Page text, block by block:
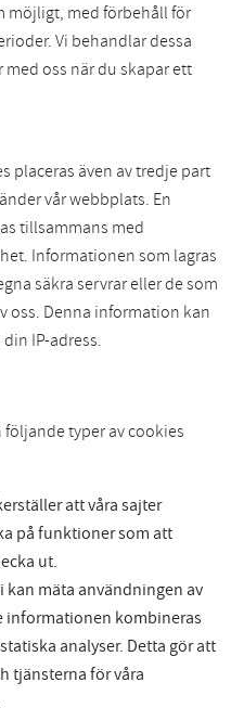
möjligt, med förbehåll för
Vi behandlar dessa
oss när du skapar ett
placeras även av tredje part
vår webbplats. En
tillsammans med
Informationen som lagras
säkra servrar eller de som
oss. Denna information kan
IP-adress.
typer av cookies
att våra sajter
på funktioner som att
ut.
kan mäta användningen av
informationen kombineras
analyser. Detta gör att
tjänsterna för våra